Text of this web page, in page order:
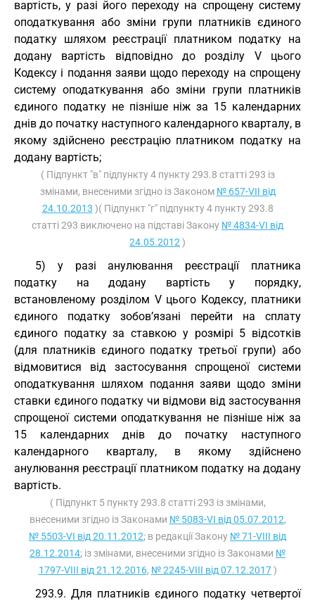
вартість, у разі його переходу на спрощену систему
оподаткування або зміни групи платників єдиного
податку шляхом реєстрації платником податку на
додану вартість відповідно до розділу V цього
Кодексу і подання заяви щодо переходу на спрощену
систему оподаткування або зміни групи платників
єдиного податку не пізніше ніж за 15 календарних
днів до початку наступного календарного кварталу, в
якому здійснено реєстрацію платником податку на
додану вартість;
( Підпункт "в" підпункту 4 пункту 293.8 статті 293 із
змінами, внесеними згідно із Законом № 657-VII від
24.10.2013 )( Підпункт "г" підпункту 4 пункту 293.8
статті 293 виключено на підставі Закону № 4834-VI від
24.05.2012 )
5) у разі анулювання реєстрації платника
податку на додану вартість у порядку,
встановленому розділом V цього Кодексу, платники
єдиного податку зобов’язані перейти на сплату
єдиного податку за ставкою у розмірі 5 відсотків
(для платників єдиного податку третьої групи) або
відмовитися від застосування спрощеної системи
оподаткування шляхом подання заяви щодо зміни
ставки єдиного податку чи відмови від застосування
спрощеної системи оподаткування не пізніше ніж за
15 календарних днів до початку наступного
календарного кварталу, в якому здійснено
анулювання реєстрації платником податку на додану
вартість.
( Підпункт 5 пункту 293.8 статті 293 із змінами,
внесеними згідно із Законами № 5083-VI від 05.07.2012,
№ 5503-VI від 20.11.2012; в редакції Закону № 71-VIII від
28.12.2014; із змінами, внесеними згідно із Законами №
1797-VIII від 21.12.2016, № 2245-VIII від 07.12.2017)
293.9. Для платників єдиного податку четвертої